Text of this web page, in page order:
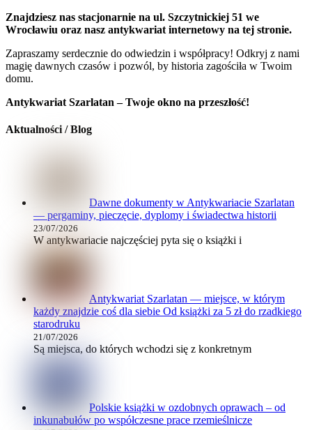
Znajdziesz nas stacjonarnie na ul. Szczytnickiej 51 we
Wrocławiu oraz nasz antykwariat internetowy na tej stronie.
Zapraszamy serdecznie do odwiedzin i współpracy! Odkryj z nami
magię dawnych czasów i pozwól, by historia zagościła w Twoim
domu.
Antykwariat Szarlatan – Twoje okno na przeszłość!
Aktualności / Blog
Dawne dokumenty w Antykwariacie Szarlatan
— pergaminy, pieczęcie, dyplomy i świadectwa historii
23/07/2026
W antykwariacie najczęściej pyta się o książki i
Antykwariat Szarlatan — miejsce, w którym
każdy znajdzie coś dla siebie Od książki za 5 zł do rzadkiego
starodruku
21/07/2026
Są miejsca, do których wchodzi się z konkretnym
Polskie książki w ozdobnych oprawach – od
inkunabułów po współczesne prace rzemieślnicze